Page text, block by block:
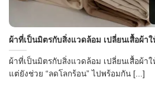
ผ้าที่เป็นมิตรกับสิ่งแวดล้อม เปลี่ยนเสื้อผ้า
ผ้าที่เป็นมิตรกับสิ่งแวดล้อม เปลี่ยนเสื้อผ้า
แต่ยังช่วย “ลดโลกร้อน” ไปพร้อมกัน [...]